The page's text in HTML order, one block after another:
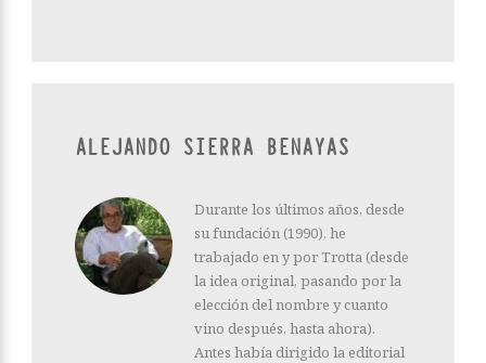
ALEJANDO SIERRA BENAYAS
Durante los últimos años, desde
su fundación (1990), he
trabajado en y por Trotta (desde
la idea original, pasando por la
elección del nombre y cuanto
vino después, hasta ahora).
Antes había dirigido la editorial